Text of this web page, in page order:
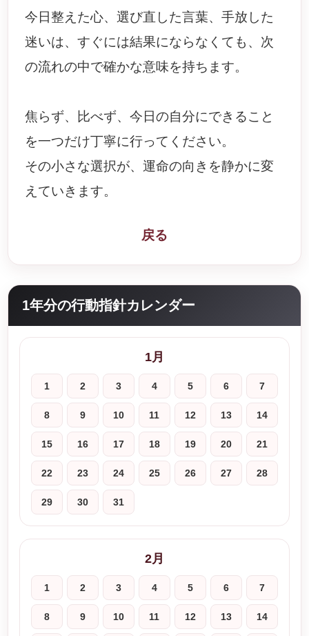
今日整えた心、選び直した言葉、手放した
迷いは、すぐには結果にならなくても、次
の流れの中で確かな意味を持ちます。
焦らず、比べず、今日の自分にできること
を一つだけ丁寧に行ってください。
その小さな選択が、運命の向きを静かに変
えていきます。
戻る
1年分の行動指針カレンダー
1月
1 2 3 4 5 6 7
8 9 10 11 12 13 14
15 16 17 18 19 20 21
22 23 24 25 26 27 28
29 30 31
2月
1 2 3 4 5 6 7
8 9 10 11 12 13 14